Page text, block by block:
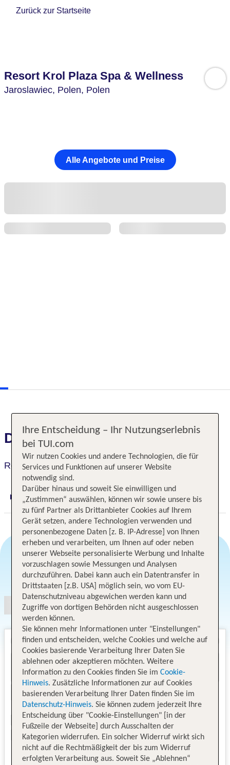
Zurück zur Startseite
Resort Krol Plaza Spa & Wellness
Jaroslawiec, Polen, Polen
Alle Angebote und Preise
Das erwartet Sie
Resort Krol Plaza Spa & Wellness
Digitaler und telefonischer 24/7 TUI Service
Angebotsauswahl
Ihre Entscheidung – Ihr Nutzungserlebnis
bei TUI.com
Wir nutzen Cookies und andere Technologien, die für
Services und Funktionen auf unserer Website
notwendig sind.
Darüber hinaus und soweit Sie einwilligen und
„Zustimmen“ auswählen, können wir sowie unsere bis
zu fünf Partner als Drittanbieter Cookies auf Ihrem
Gerät setzen, andere Technologien verwenden und
personenbezogene Daten [z. B. IP-Adresse] von Ihnen
erheben und verarbeiten, um Ihnen auf oder neben
unserer Webseite personalisierte Werbung und Inhalte
vorzuschlagen sowie Messungen und Analysen
durchzuführen. Dabei kann auch ein Datentransfer in
Drittstaaten [z.B. USA] möglich sein, wo vom EU-
Datenschutzniveau abgewichen werden kann und
Zugriffe von dortigen Behörden nicht ausgeschlossen
werden können.
Sie können mehr Informationen unter "Einstellungen"
finden und entscheiden, welche Cookies und welche auf
Cookies basierende Verarbeitung Ihrer Daten Sie
ablehnen oder akzeptieren möchten. Weitere
Information zu den Cookies finden Sie im Cookie-
Hinweis. Zusätzliche Informationen zur auf Cookies
basierenden Verarbeitung Ihrer Daten finden Sie im
Datenschutz-Hinweis. Sie können zudem jederzeit Ihre
Entscheidung über "Cookie-Einstellungen" [in der
Fußzeile der Webseite] durch Ausschalten der
Kategorien widerrufen. Ein solcher Widerruf wirkt sich
nicht auf die Rechtmäßigkeit der bis zum Widerruf
erfolgten Verarbeitung aus. Soweit Sie „Ablehnen“